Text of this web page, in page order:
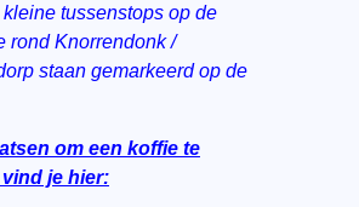
tussenstops op de
rond Knorrendonk /
staan gemarkeerd op de
om een koffie te
je hier: